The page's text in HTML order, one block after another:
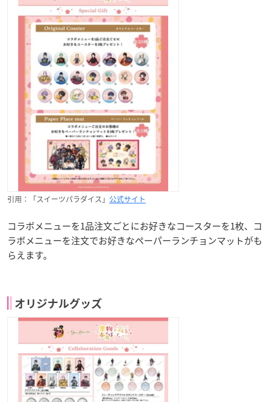
引用：「スイーツパラダイス」 公式サイト
コラボメニューを1品注文ごとにお好きなコースターを1枚、コ
ラボメニューを注文でお好きなペーパーランチョンマットがも
らえます。
オリジナルグッズ